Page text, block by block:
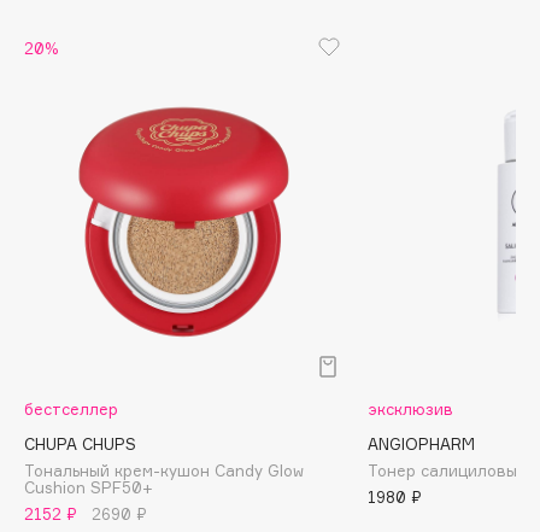
Boadicea The Victorious
Bobbi Brown
BOOMSHOP
Brunello Cucinelli
BY WISHTREND
Byredo
20%
бестселлер
CHUPA CHUPS
Тональный крем-кушон Candy Glow
Cushion SPF50+
2152 ₽
2690 ₽
эксклюзив
ANGIOPHARM
Тонер салициловый
1980 ₽